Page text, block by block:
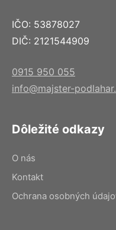
IČO: 53878027
DIČ: 2121544909
0915 950 055
info@majster-
Dôležité odkazy
O nás
Kontakt
Ochrana osobných